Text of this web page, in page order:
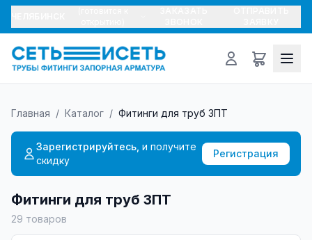
Главная / Каталог / Фитинги для труб ЗПТ
Зарегистрируйтесь, и получите
скидку
Регистрация
Фитинги для труб ЗПТ
29 товаров